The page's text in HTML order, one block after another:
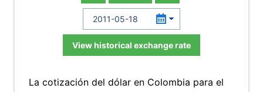
View historical exchange rate
La cotización del dólar en Colombia para el